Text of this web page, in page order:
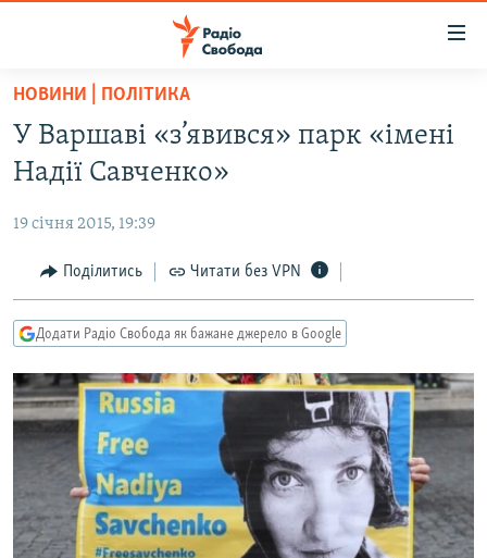
Перейти
основного
матеріалу
до
навігації
Перейти
до
РАДІО СВОБОДА – 70 РОКІВ
ВСЕ ЗА ДОБУ
ПОЛІТИКА
ЕКОНОМІКА
КУЛЬТУРА
СПОРТ
УКРАЇНА
СВІТ
ВІЙНА
РОСІЙСЬКА «ФІЛЬТРАЦІЯ»
КРИМ.РЕАЛІЇ
ТИ ЯК?
СХЕМИ
КИТАЙ.ВИКЛИКИ
МУЛЬТИМЕДІА
ФОТО
НОВИНИ | ПОЛІТИКА
У Варшаві «з’явився» парк «імені
Надії Савченко»
19 січня 2015, 19:39
Поділитись Читати без VPN
Додати Радіо Свобода як бажане джерело в Google